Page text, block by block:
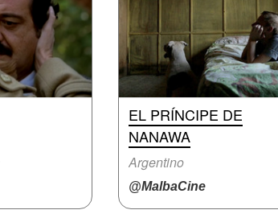
EL PRÍNCIPE DE
NANAWA
Argentino
@MalbaCine